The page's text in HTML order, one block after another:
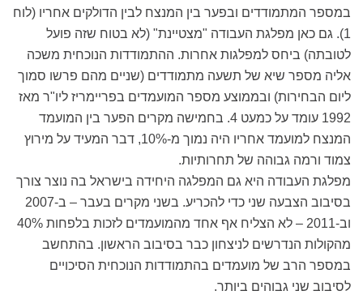
במספר המתמודדים ובפער בין המנצח לבין הדולקים אחריו (לוח
1). גם כאן מפלגת העבודה "מצטיינת" (לא בטוח שזה פועל
לטובתה) ביחס למפלגות אחרות. ההתמודדות הנוכחית משכה
אליה מספר שיא של תשעה מתמודדים (שניים מהם פרשו סמוך
ליום הבחירות) ובממוצע מספר המועמדים בפריימריז ליו"ר מאז
1992 עומד על כמעט 4. בחמישה מקרים הפער בין המועמד
המנצח למועמד אחריו היה נמוך מ-10%, דבר המעיד על מירוץ
צמוד ורמה גבוהה של תחרותיות.
מפלגת העבודה היא גם המפלגה היחידה בישראל בה נוצר צורך
בסיבוב הצבעה שני כדי להכריע. בשני מקרים בעבר – ב-2007
וב-2011 – לא הצליח אף אחד מהמועמדים לזכות בלפחות 40%
מהקולות הנדרשים לניצחון כבר בסיבוב הראשון. בהתחשב
במספר הרב של מועמדים בהתמודדות הנוכחית הסיכויים
לסיבוב שני גבוהים ביותר.